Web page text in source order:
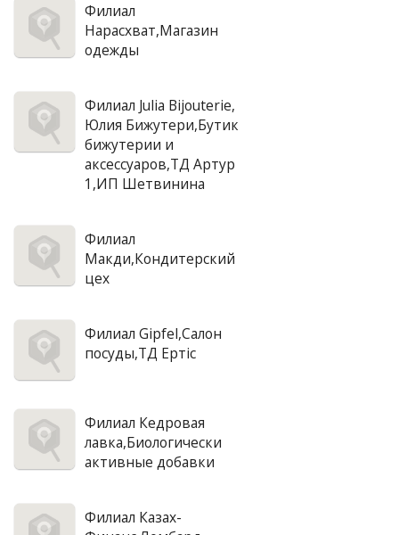
Филиал
Нарасхват,Магазин
одежды
Филиал Julia Bijouterie,
Юлия Бижутери,Бутик
бижутерии и
аксессуаров,ТД Артур
1,ИП Шетвинина
Филиал
Макди,Кондитерский
цех
Филиал Gipfel,Салон
посуды,ТД Ертiс
Филиал Кедровая
лавка,Биологически
активные добавки
Филиал Казах-